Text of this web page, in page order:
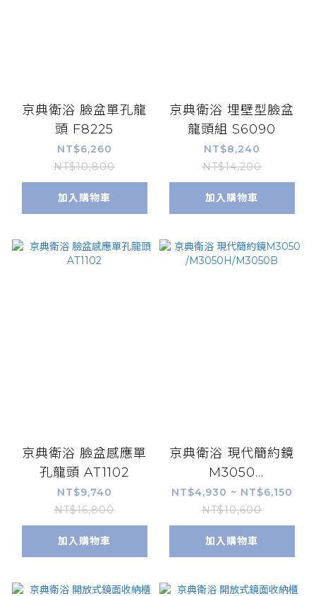
京典衛浴 臉盆單孔龍
頭 F8225
NT$6,260
NT$10,800
加入購物車
京典衛浴 埋壁型臉盆
龍頭組 S6090
NT$8,240
NT$14,200
加入購物車
京典衛浴 臉盆感應單
孔龍頭 AT1102
NT$9,740
NT$16,800
加入購物車
京典衛浴 現代簡約鏡
M3050
/M3050H/M3050B
NT$4,930 ~ NT$6,150
NT$10,600
加入購物車